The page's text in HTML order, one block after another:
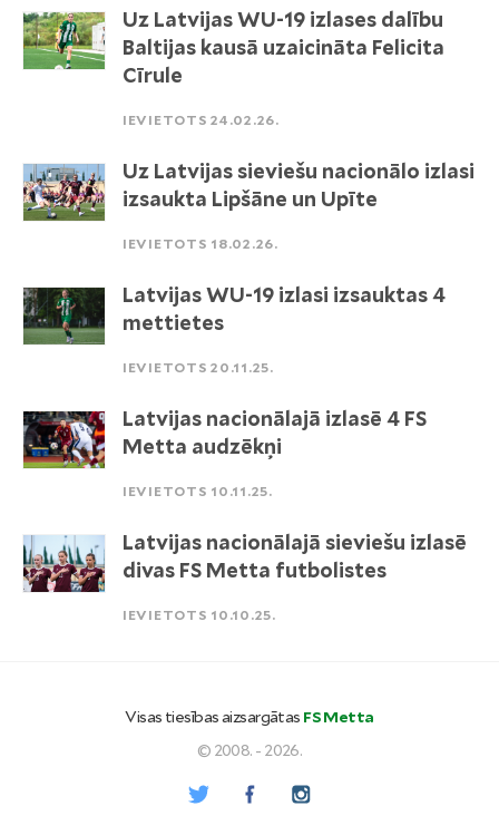
Uz Latvijas WU-19 izlases dalību
Baltijas kausā uzaicināta Felicita
Cīrule
IEVIETOTS 24.02.26.
Uz Latvijas sieviešu nacionālo izlasi
izsaukta Lipšāne un Upīte
IEVIETOTS 18.02.26.
Latvijas WU-19 izlasi izsauktas 4
mettietes
IEVIETOTS 20.11.25.
Latvijas nacionālajā izlasē 4 FS
Metta audzēkņi
IEVIETOTS 10.11.25.
Latvijas nacionālajā sieviešu izlasē
divas FS Metta futbolistes
IEVIETOTS 10.10.25.
Visas tiesības aizsargātas FS Metta
© 2008. - 2026.